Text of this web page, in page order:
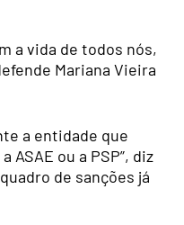
a vida de todos nós,
Mariana Vieira
a entidade que
ASAE ou a PSP”, diz
de sanções já